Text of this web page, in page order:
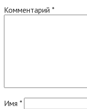
Комментарий *
Имя *